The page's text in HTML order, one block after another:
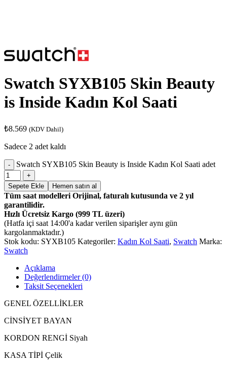
Swatch SYXB105 Skin Beauty
is Inside Kadın Kol Saati
₺8.569 (KDV Dahil)
Sadece 2 adet kaldı
Swatch SYXB105 Skin Beauty is Inside Kadın Kol Saati adet
Sepete Ekle Hemen satın al
Tüm saat modelleri Orijinal, faturalı kutusunda ve 2 yıl
garantilidir.
Hızlı Ücretsiz Kargo (999 TL üzeri)
(Hatfa içi saat 14:00'a kadar verilen siparişler aynı gün
kargolanmaktadır.)
Stok kodu: SYXB105 Kategoriler: Kadın Kol Saati, Swatch Marka:
Swatch
Açıklama
Değerlendirmeler (0)
Taksit Seçenekleri
GENEL ÖZELLİKLER
CİNSİYET BAYAN
KORDON RENGİ Siyah
KASA TİPİ Çelik